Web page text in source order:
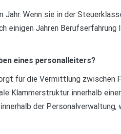
Jahr. Wenn sie in der
einigen Jahren
eines personalleiters?
für die Vermittlung zwischen
Klammerstruktur innerhalb
der